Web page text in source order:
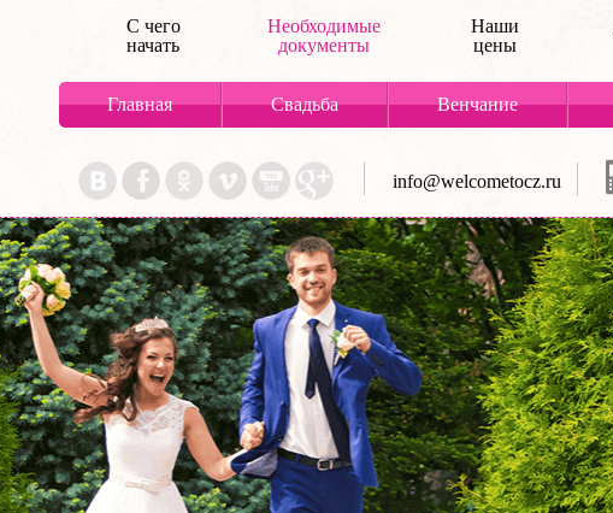
С чего
начать
Необходимые
документы
Наши
цены
Главная Свадьба Венчание
info@welcometocz.ru